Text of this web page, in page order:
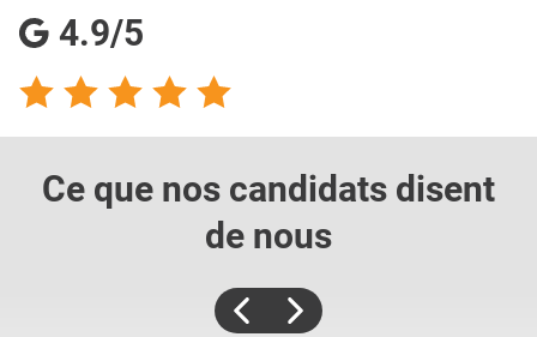
4.9/5
Ce que nos candidats disent
de nous